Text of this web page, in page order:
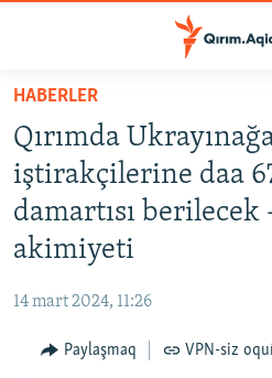
Esas
qaytmaq
Baş
navigatsiyağa
qaytmaq
Qıdıruvğa
HABERLER
SİYASET
İQTİSADİYAT
CEMİYET
İNSAN AQLARI
VİDEO
HABERLER
Qırımda
iştirakçilerine daa
damartısı berilecek
akimiyeti
14 mart 2024, 11:26
Paylaşmaq VPN-siz